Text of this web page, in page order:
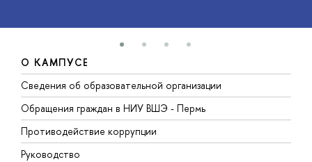
О КАМПУСЕ
Сведения об образовательной организации
Обращения граждан в НИУ ВШЭ - Пермь
Противодействие коррупции
Руководство